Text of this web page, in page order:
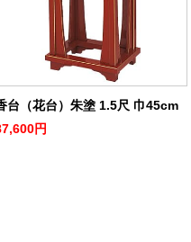
台（花台）朱塗 1.5尺 巾45cm
円